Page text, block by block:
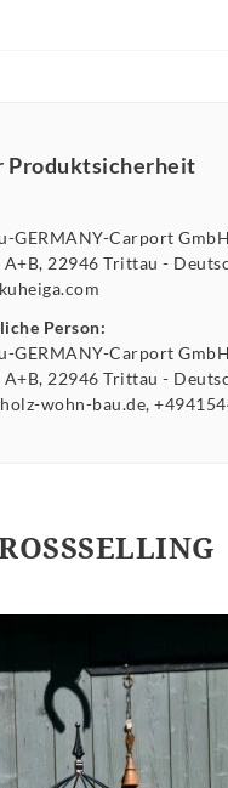
Produktsicherheit
GERMANY-Carport GmbH
A+B 22946 Trittau
Person:
GERMANY-Carport GmbH
A+B 22946 Trittau
wohn-bau.de